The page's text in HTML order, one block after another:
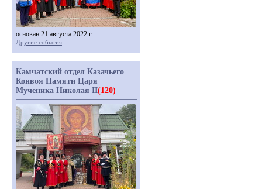
основан 21 августа 2022 г.
Другие события
Камчатский отдел Казачьего
Конвоя Памяти Царя
Мученика Николая II(120)